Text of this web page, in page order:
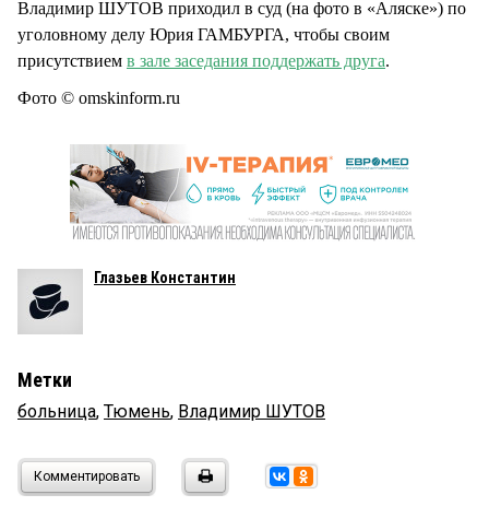
Владимир ШУТОВ приходил в суд (на фото в «Аляске») по
уголовному делу Юрия ГАМБУРГА, чтобы своим
присутствием в зале заседания поддержать друга.
Фото © omskinform.ru
Глазьев Константин
Метки
больница, Тюмень, Владимир ШУТОВ
Комментировать